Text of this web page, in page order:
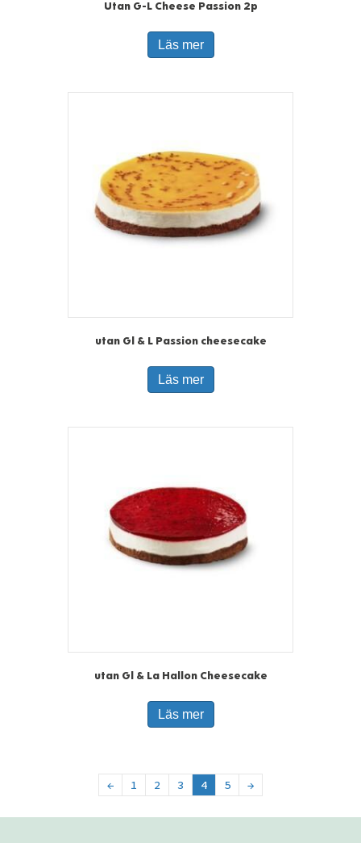
Utan G-L Cheese Passion 2p
Läs mer
utan Gl & L Passion cheesecake
Läs mer
utan Gl & La Hallon Cheesecake
Läs mer
← 1 2 3 4 5 →